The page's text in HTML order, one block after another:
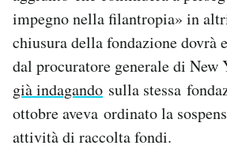
Esci
impegno nella filantropia» in
chiusura della fondazione dovrà
dal procuratore generale di New
già indagando sulla stessa
ottobre aveva ordinato la
attività di raccolta fondi.